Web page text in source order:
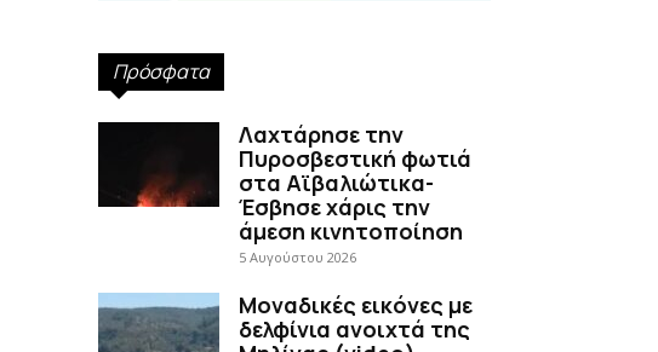
Πρόσφατα
Λαχτάρησε την
Πυροσβεστική φωτιά
στα Αϊβαλιώτικα-
Έσβησε χάρις την
άμεση κινητοποίηση
5 Αυγούστου 2026
Μοναδικές εικόνες με
δελφίνια ανοιχτά της